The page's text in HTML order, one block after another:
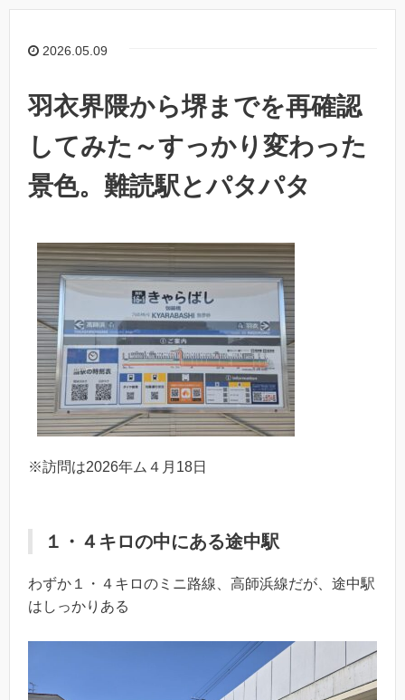
2026.05.09
羽衣界隈から堺までを再確認
してみた～すっかり変わった
景色。難読駅とパタパタ
※訪問は2026年ム４月18日
１・４キロの中にある途中駅
わずか１・４キロのミニ路線、高師浜線だが、途中駅
はしっかりある